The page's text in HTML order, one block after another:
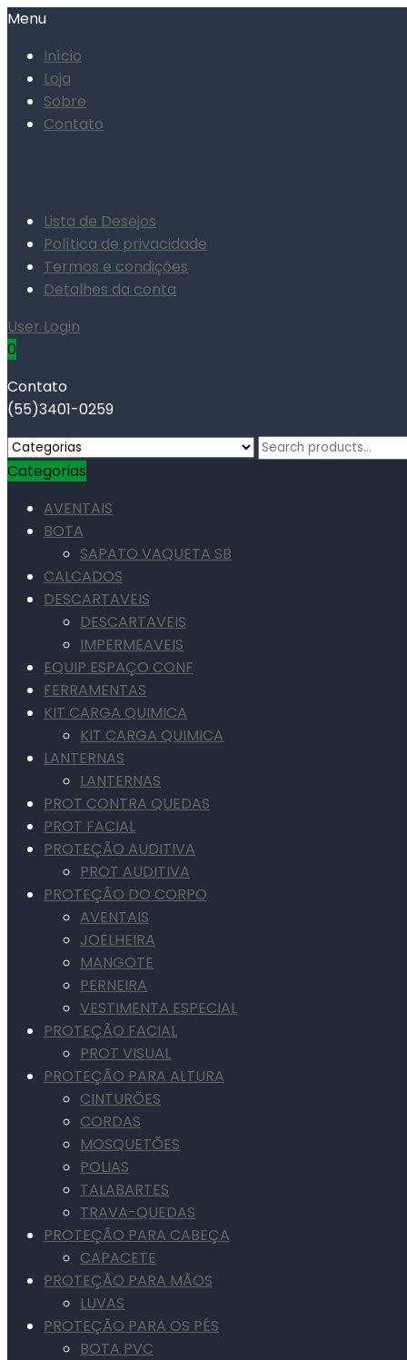
Menu
Início
Loja
Sobre
Contato
Lista de Desejos
Política de privacidade
Termos e condições
Detalhes da conta
User Login
0
Contato
(55)3401-0259
Search
Categorias
AVENTAIS
BOTA
SAPATO VAQUETA SB
CALCADOS
DESCARTAVEIS
DESCARTAVEIS
IMPERMEAVEIS
EQUIP ESPAÇO CONF
FERRAMENTAS
KIT CARGA QUIMICA
KIT CARGA QUIMICA
LANTERNAS
LANTERNAS
PROT CONTRA QUEDAS
PROT FACIAL
PROTEÇÃO AUDITIVA
PROT AUDITIVA
PROTEÇÃO DO CORPO
AVENTAIS
JOELHEIRA
MANGOTE
PERNEIRA
VESTIMENTA ESPECIAL
PROTEÇÃO FACIAL
PROT VISUAL
PROTEÇÃO PARA ALTURA
CINTURÕES
CORDAS
MOSQUETÕES
POLIAS
TALABARTES
TRAVA-QUEDAS
PROTEÇÃO PARA CABEÇA
CAPACETE
PROTEÇÃO PARA MÃOS
LUVAS
PROTEÇÃO PARA OS PÉS
BOTA PVC